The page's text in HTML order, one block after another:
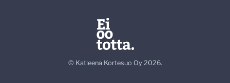
© Katleena Kortesuo Oy 2026.